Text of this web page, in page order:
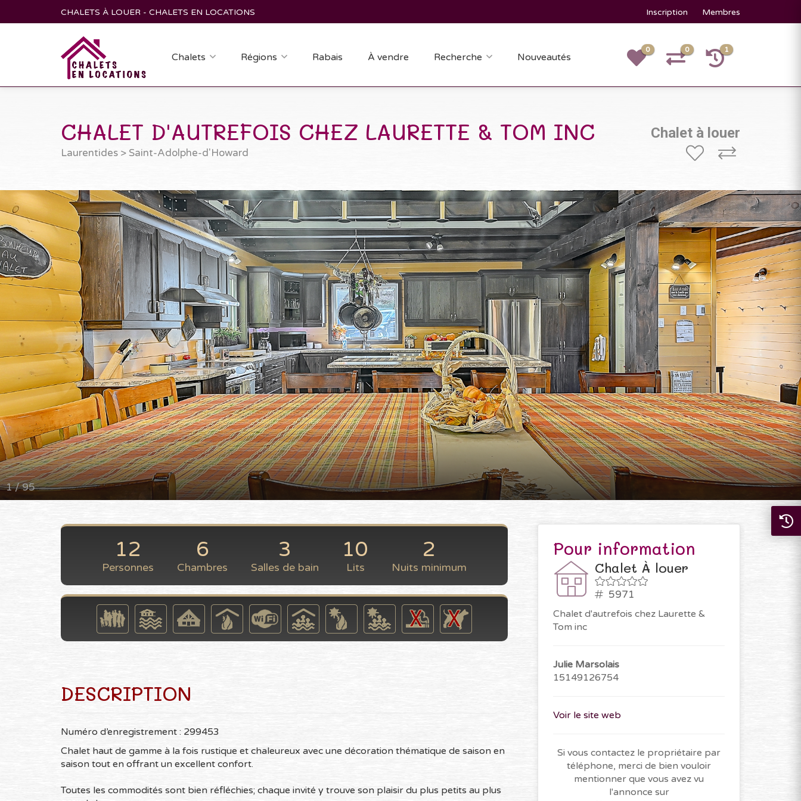
CHALETS À LOUER - CHALETS EN LOCATIONS Inscription Membres
Chalets Régions Rabais À vendre Recherche Nouveautés
0 0 1
CHALET D'AUTREFOIS CHEZ LAURETTE & TOM INC
Laurentides >Saint-Adolphe-d'Howard
Chalet à louer
1 / 95
12
Personnes
6
Chambres
3
Salles de bain
10
Lits
2
Nuits minimum
DESCRIPTION
Numéro d’enregistrement : 299453
Chalet haut de gamme à la fois rustique et chaleureux avec une décoration thématique de saison en
saison tout en offrant un excellent confort.
Toutes les commodités sont bien réfléchies; chaque invité y trouve son plaisir du plus petits au plus
Pour information
Chalet À louer
5971
Chalet d'autrefois chez Laurette &
Tom inc
Julie Marsolais
15149126754
Voir le site web
Si vous contactez le propriétaire par
téléphone, merci de bien vouloir
mentionner que vous avez vu
l'annonce sur